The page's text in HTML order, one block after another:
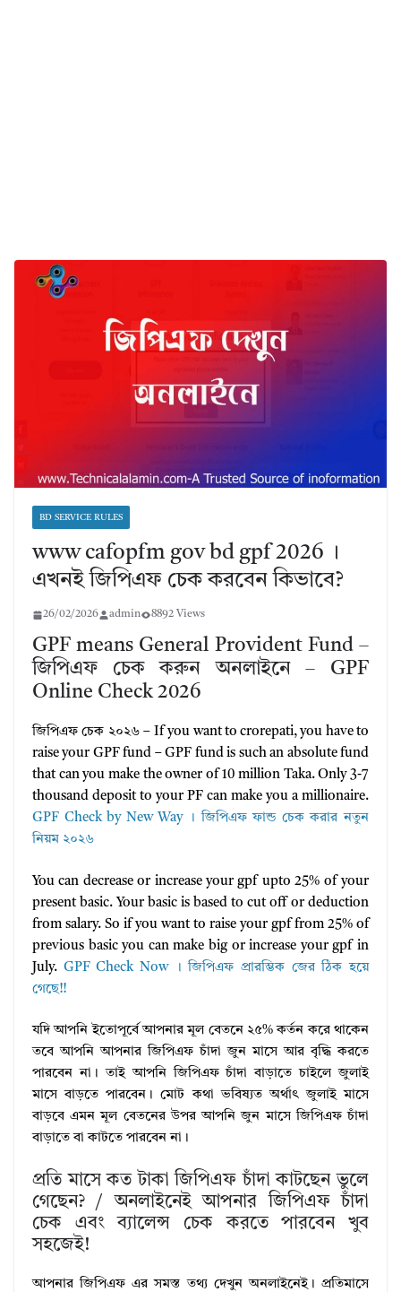
BD SERVICE RULES
www cafopfm gov bd gpf 2026 ।
এখনই জিপিএফ চেক করবেন কিভাবে?
26/02/2026 admin 8892 Views
GPF means General Provident Fund –
জিপিএফ চেক করুন অনলাইনে – GPF
Online Check 2026
জিপিএফ চেক ২০২৬ – If you want to crorepati, you have to
raise your GPF fund – GPF fund is such an absolute fund
that can you make the owner of 10 million Taka. Only 3-7
thousand deposit to your PF can make you a millionaire.
GPF Check by New Way । জিপিএফ ফান্ড চেক করার নতুন
নিয়ম ২০২৬
You can decrease or increase your gpf upto 25% of your
present basic. Your basic is based to cut off or deduction
from salary. So if you want to raise your gpf from 25% of
previous basic you can make big or increase your gpf in
July. GPF Check Now । জিপিএফ প্রারম্ভিক জের ঠিক হয়ে
গেছে!!
যদি আপনি ইতোপূর্বে আপনার মূল বেতনে ২৫% কর্তন করে থাকেন
তবে আপনি আপনার জিপিএফ চাঁদা জুন মাসে আর বৃদ্ধি করতে
পারবেন না। তাই আপনি জিপিএফ চাঁদা বাড়াতে চাইলে জুলাই
মাসে বাড়তে পারবেন। মোট কথা ভবিষ্যত অর্থাৎ জুলাই মাসে
বাড়বে এমন মূল বেতনের উপর আপনি জুন মাসে জিপিএফ চাঁদা
বাড়াতে বা কাটতে পারবেন না।
প্রতি মাসে কত টাকা জিপিএফ চাঁদা কাটছেন ভুলে
গেছেন? / অনলাইনেই আপনার জিপিএফ চাঁদা
চেক এবং ব্যালেন্স চেক করতে পারবেন খুব
সহজেই!
আপনার জিপিএফ এর সমস্ত তথ্য দেখুন অনলাইনেই। প্রতিমাসে